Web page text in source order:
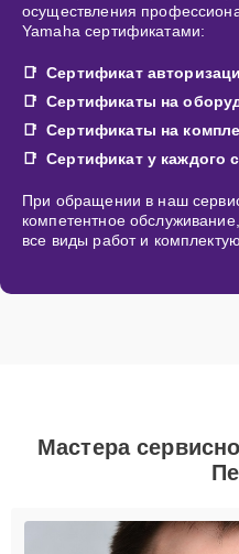
осуществления
Yamaha сертификатами:
Сертификат
Сертификаты на
Сертификаты на
Сертификат у каждого
При обращении в наш
компетентное
все виды работ и
Мастера